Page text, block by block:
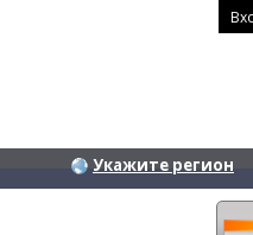
Укажите регион